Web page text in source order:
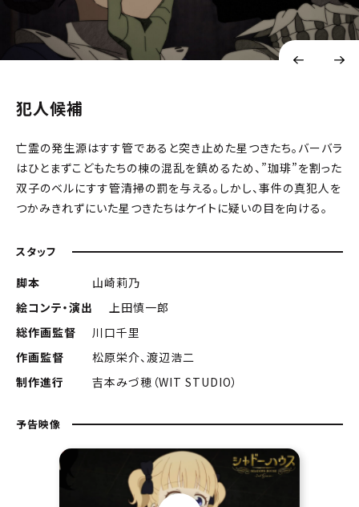
犯人候補
亡霊の発生源はすす管であると突き止めた星つきたち。バーバラ
はひとまずこどもたちの棟の混乱を鎮めるため、”珈琲”を割った
双子のベルにすす管清掃の罰を与える。しかし、事件の真犯人を
つかみきれずにいた星つきたちはケイトに疑いの目を向ける。
スタッフ
脚本
山崎莉乃
絵コンテ・演出
上田慎一郎
総作画監督
川口千里
作画監督
松原栄介、渡辺浩二
制作進行
吉本みづ穂（WIT STUDIO）
予告映像